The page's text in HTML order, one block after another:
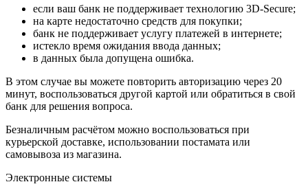
если ваш банк не поддерживает технологию 3D-Secure;
на карте недостаточно средств для покупки;
банк не поддерживает услугу платежей в интернете;
истекло время ожидания ввода данных;
в данных была допущена ошибка.
В этом случае вы можете повторить авторизацию через 20
минут, воспользоваться другой картой или обратиться в свой
банк для решения вопроса.
Безналичным расчётом можно воспользоваться при
курьерской доставке, использовании постамата или
самовывоза из магазина.
Электронные системы